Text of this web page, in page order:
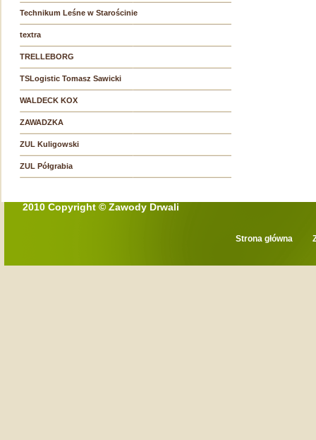
Technikum Leśne w Starościnie
textra
TRELLEBORG
TSLogistic Tomasz Sawicki
WALDECK KOX
ZAWADZKA
ZUL Kuligowski
ZUL Półgrabia
2010 Copyright © Zawody Drwali
Strona główna